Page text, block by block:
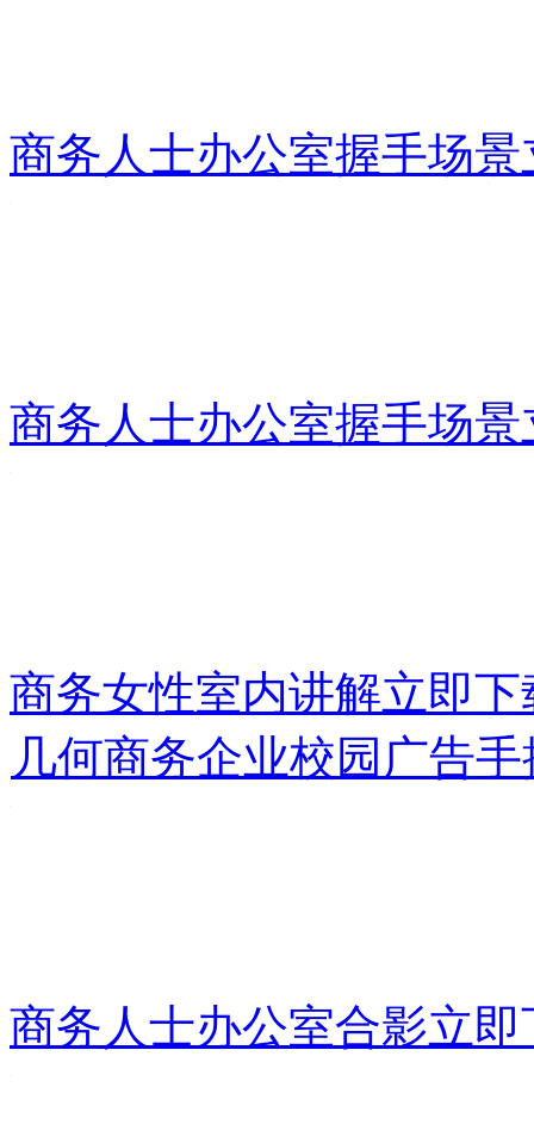
商务人士办公室握手场景
商务人士办公室握手场景
商务女性室内讲解立即下
几何商务企业校园广告
商务人士办公室合影立即